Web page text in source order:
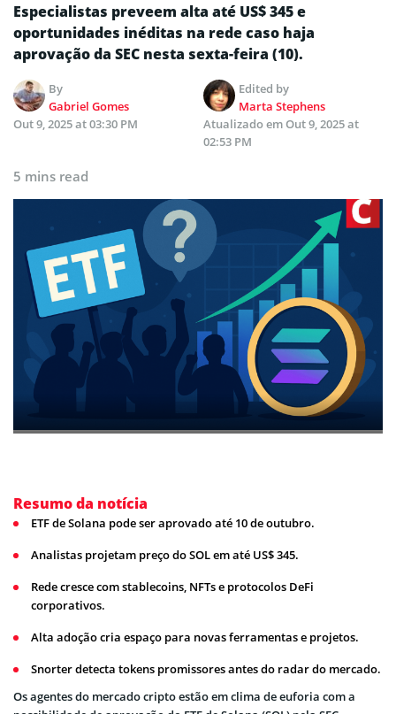
Especialistas preveem alta até US$ 345 e
oportunidades inéditas na rede caso haja
aprovação da SEC nesta sexta-feira (10).
By
Gabriel Gomes
Edited by
Marta Stephens
Out 9, 2025 at 03:30 PM
Atualizado emOut 9, 2025 at
02:53 PM
5 mins read
Resumo da notícia
ETF de Solana pode ser aprovado até 10 de outubro.
Analistas projetam preço do SOL em até US$ 345.
Rede cresce com stablecoins, NFTs e protocolos DeFi
corporativos.
Alta adoção cria espaço para novas ferramentas e projetos.
Snorter detecta tokens promissores antes do radar do mercado.
Os agentes do mercado cripto estão em clima de euforia com a